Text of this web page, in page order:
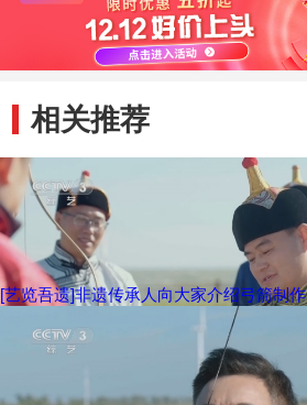
相关推荐
[艺览吾遗]非遗传承人向大家介绍弓箭制作